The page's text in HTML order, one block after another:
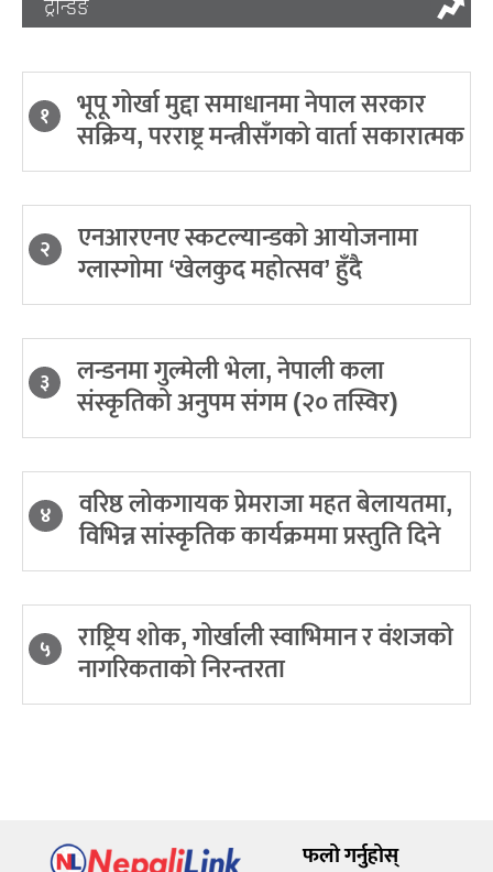
ट्रेन्डिङ
१ भूपू गोर्खा मुद्दा समाधानमा नेपाल सरकार
सक्रिय, परराष्ट्र मन्त्रीसँगको वार्ता सकारात्मक
२ एनआरएनए स्कटल्यान्डको आयोजनामा
ग्लास्गोमा ‘खेलकुद महोत्सव’ हुँदै
३ लन्डनमा गुल्मेली भेला, नेपाली कला
संस्कृतिको अनुपम संगम (२० तस्विर)
४ वरिष्ठ लोकगायक प्रेमराजा महत बेलायतमा,
विभिन्न सांस्कृतिक कार्यक्रममा प्रस्तुति दिने
५ राष्ट्रिय शोक, गोर्खाली स्वाभिमान र वंशजको
नागरिकताको निरन्तरता
फलो गर्नुहोस्